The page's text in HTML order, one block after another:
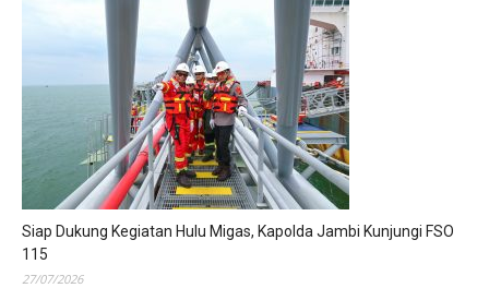
Siap Dukung Kegiatan Hulu Migas, Kapolda Jambi Kunjungi FSO
115
27/07/2026